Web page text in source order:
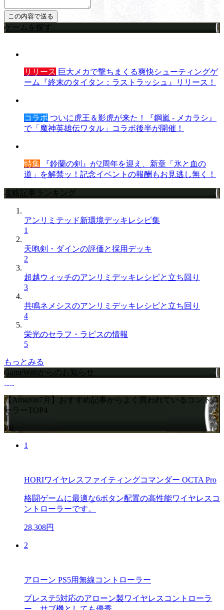
ゲームを探す
リリース 巨大メカで撃ちまくる爽快シューティングゲ
ーム『終末のタイタン：ラストラッシュ』リリース！
コラボ ついに虎王＆影虎が来た！『鋼嵐 - メカラシ』
で「魔神英雄伝ワタル」コラボ後半が開催！
特集 『鈴蘭の剣』が2周年を迎え、新章「氷と血の
道」を解禁ッ！記念イベントの報酬もお見逃し無く！
攻略記事ランキング
アンリミテッド新環境デッキレシピ集
1
天咆剣・ダインの評価と採用デッキ
2
超越ウィッチのアンリミデッキレシピと立ち回り
3
共鳴ネメシスのアンリミデッキレシピと立ち回り
4
栄光のセラフ・ラピスの情報
5
もっとみる
GameWithからのお知らせ
【Amazon7月】おすすめ記事からよく買われているコントロ
ーラーTOP4
PR
1
HORIワイヤレスファイティングコマンダー OCTA Pro
格闘ゲームに最適な6ボタン配置の高性能ワイヤレスコ
ントローラーです。
28,308円
2
アローン PS5用無線コントローラー
プレステ5対応のアローン製ワイヤレスコントローラ